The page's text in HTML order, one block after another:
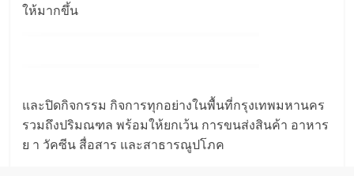
ให้มากขึ้น
และปิดกิจกรรม กิจการทุกอย่างในพื้นที่กรุงเทพมหานคร
รวมถึงปริมณฑล พร้อมให้ยกเว้น การขนส่งสินค้า อาหาร
ย า วัคซีน สื่อสาร และสาธารณูปโภค